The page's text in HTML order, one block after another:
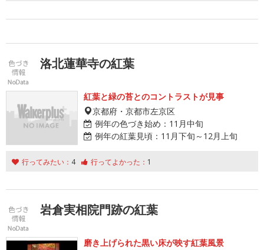
洛北蓮華寺の紅葉
紅葉と緑の苔とのコントラストが見事
京都府・京都市左京区
例年の色づき始め： 11月中旬
例年の紅葉見頃： 11月下旬～12月上旬
行ってみたい： 4 行ってよかった： 1
岩倉実相院門跡の紅葉
磨き上げられた黒い床が映す紅葉風景